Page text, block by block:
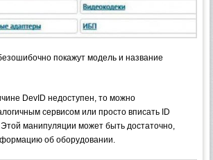
покажут модель и название
DevID недоступен, то можно
сервисом или просто вписать ID
манипуляции может быть достаточно,
об оборудовании.